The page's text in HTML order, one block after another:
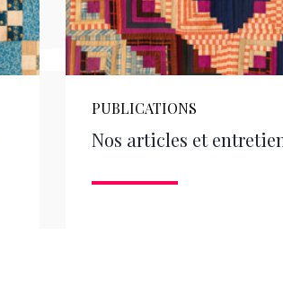
PUBLICATIONS
Nos articles et